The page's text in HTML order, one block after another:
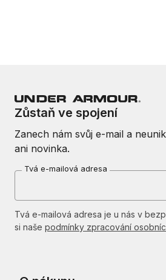
Zůstaň ve spojení
Zanech nám svůj e-mail a
ani novinka.
Tvá e-mailová adresa
Tvá e-mailová adresa je u nás v
si naše podmínky zpracování